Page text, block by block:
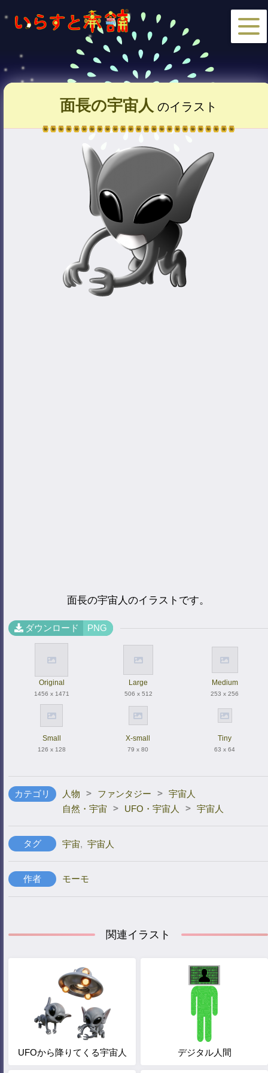
面長の宇宙人 のイラスト
面長の宇宙人のイラストです。
ダウンロード PNG
Original
1456 x 1471
Large
506 x 512
Medium
253 x 256
Small
126 x 128
X-small
79 x 80
Tiny
63 x 64
カテゴリ 人物 > ファンタジー > 宇宙人
自然・宇宙
> UFO・宇宙人 > 宇宙人
タグ 宇宙, 宇宙人
作者 モーモ
関連イラスト
UFOから降りてくる宇宙人 デジタル人間